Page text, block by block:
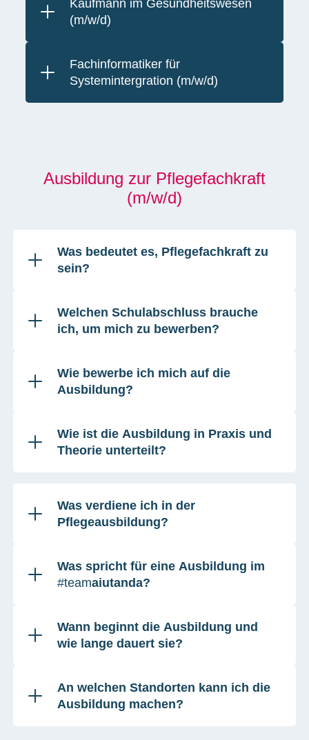
Kaufmann im Gesundheitswesen
(m/w/d)
Fachinformatiker für
Systemintergration (m/w/d)
Ausbildung zur Pflegefachkraft
(m/w/d)
Was bedeutet es, Pflegefachkraft zu
sein?
Welchen Schulabschluss brauche
ich, um mich zu bewerben?
Wie bewerbe ich mich auf die
Ausbildung?
Wie ist die Ausbildung in Praxis und
Theorie unterteilt?
Was verdiene ich in der
Pflegeausbildung?
Was spricht für eine Ausbildung im
#teamaiutanda?
Wann beginnt die Ausbildung und
wie lange dauert sie?
An welchen Standorten kann ich die
Ausbildung machen?